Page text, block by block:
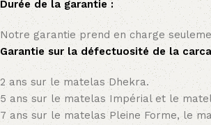
Durée de la garantie :
Notre garantie prend en charge
Garantie sur la défectuosité de la
2 ans sur le matelas Dhekra.
5 ans sur le matelas Impérial et le
7 ans sur le matelas Pleine Forme, le